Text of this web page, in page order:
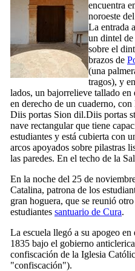
encuentra
noroeste
La entrada
un dintel de
sobre el
brazos de
(una
tragos), y
lados, un bajorrelieve tallado
en derecho de un cuaderno,
Diis portas Sion dil.Diis portas
nave rectangular que tiene
estudiantes y está cubierta con
arcos apoyados sobre pilastras
las paredes. En el techo de la
En la noche del 25 de
Catalina, patrona de los
gran hoguera, que se reunió
estudiantes santuario de Cura.
La escuela llegó a su apogeo en
1835 bajo el gobierno
confiscación de la Iglesia
"confiscación").